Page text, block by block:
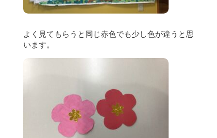
よく見てもらうと同じ赤色でも少し色が違うと思
います。